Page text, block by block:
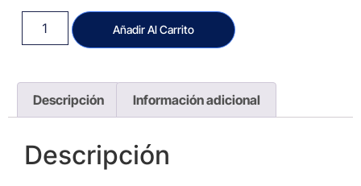
Añadir Al Carrito
Descripción Información adicional
Descripción